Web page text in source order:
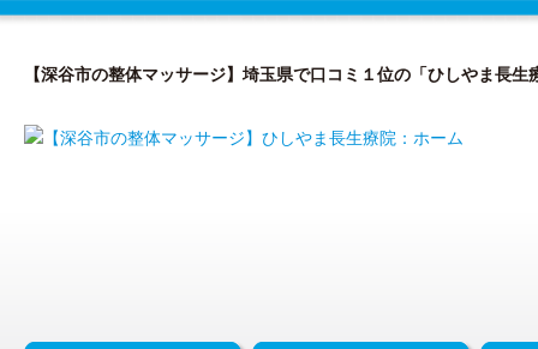
【深谷市の整体マッサージ】埼玉県で口コミ１位の「ひしやま長生